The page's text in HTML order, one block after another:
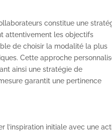
constitue une
attentivement les objectifs
de choisir la modalité la plus
Cette approche
ainsi une stratégie de
garantit une pertinence
l’inspiration initiale avec une